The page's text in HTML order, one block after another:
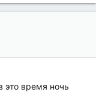
это время ночь